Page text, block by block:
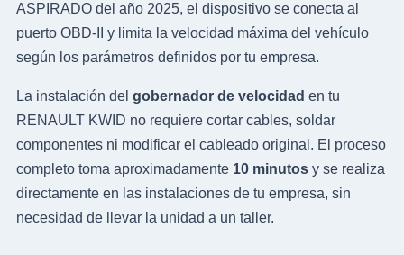
ASPIRADO del año 2025, el dispositivo se conecta al
puerto OBD-II y limita la velocidad máxima del vehículo
según los parámetros definidos por tu empresa.
La instalación del gobernador de velocidad en tu
RENAULT KWID no requiere cortar cables, soldar
componentes ni modificar el cableado original. El proceso
completo toma aproximadamente 10 minutosy se realiza
directamente en las instalaciones de tu empresa, sin
necesidad de llevar la unidad a un taller.